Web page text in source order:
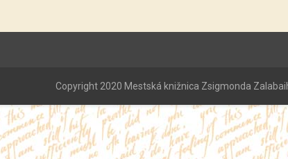
Copyright 2020 Mestská knižnica Zsigmonda